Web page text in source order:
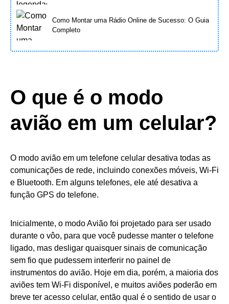
Como Montar uma Rádio Online de Sucesso: O Guia
Completo
O que é o modo
avião em um celular?
O modo avião em um telefone celular desativa todas as
comunicações de rede, incluindo conexões móveis, Wi-Fi
e Bluetooth. Em alguns telefones, ele até desativa a
função GPS do telefone.
Inicialmente, o modo Avião foi projetado para ser usado
durante o vôo, para que você pudesse manter o telefone
ligado, mas desligar quaisquer sinais de comunicação
sem fio que pudessem interferir no painel de
instrumentos do avião. Hoje em dia, porém, a maioria dos
aviões tem Wi-Fi disponível, e muitos aviões poderão em
breve ter acesso celular, então qual é o sentido de usar o